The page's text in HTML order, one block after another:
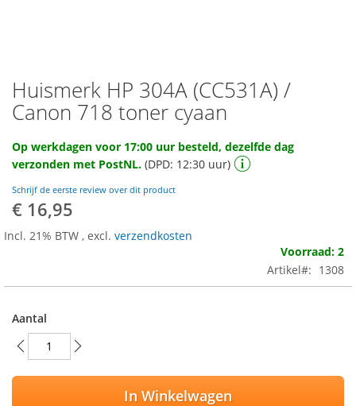
Ga
naar
het
van
de
gallerij
Huismerk HP 304A (CC531A) /
Canon 718 toner cyaan
Op werkdagen voor 17:00 uur besteld, dezelfde dag
verzonden met PostNL. (DPD: 12:30 uur)
Schrijf de eerste review over dit product
€ 16,95
Incl. 21% BTW , excl. verzendkosten
Voorraad: 2
Artikel
1308
Aantal
In Winkelwagen